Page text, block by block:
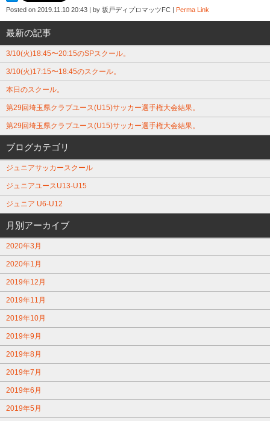
Posted on 2019.11.10 20:43 | by 坂戸ディプロマッツFC | Perma Link
最新の記事
3/10(火)18:45〜20:15のSPスクール。
3/10(火)17:15〜18:45のスクール。
本日のスクール。
第29回埼玉県クラブユース(U15)サッカー選手権大会結果。
第29回埼玉県クラブユース(U15)サッカー選手権大会結果。
ブログカテゴリ
ジュニアサッカースクール
ジュニアユースU13-U15
ジュニア U6-U12
月別アーカイブ
2020年3月
2020年1月
2019年12月
2019年11月
2019年10月
2019年9月
2019年8月
2019年7月
2019年6月
2019年5月